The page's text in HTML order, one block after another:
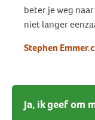
beter je weg
niet langer
Stephen
Ja, ik geef om